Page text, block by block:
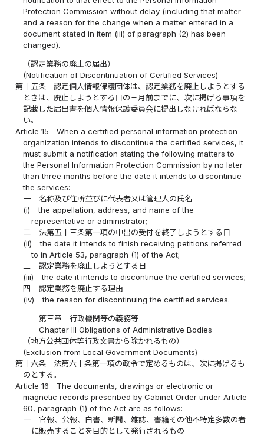
Protection Commission without delay (including that matter
and a reason for the change when a matter entered in a
document stated in item (iii) of paragraph (2) has been
changed).
（認定業務の廃止の届出）
(Notification of Discontinuation of Certified Services)
第十五条
認定個人情報保護団体は、認定業務を廃止しようとする
ときは、廃止しようとする日の三月前までに、次に掲げる事項を
記載した届出書を個人情報保護委員会に提出しなければならな
い。
Article 15
When a certified personal information protection
organization intends to discontinue the certified services, it
must submit a notification stating the following matters to
the Personal Information Protection Commission by no later
than three months before the date it intends to discontinue
the services:
一
名称及び住所並びに代表者又は管理人の氏名
(i)
the appellation, address, and name of the
representative or administrator;
二
法第五十三条第一項の申出の受付を終了しようとする日
(ii)
the date it intends to finish receiving petitions referred
to in Article 53, paragraph (1) of the Act;
三
認定業務を廃止しようとする日
(iii)
the date it intends to discontinue the certified services;
四
認定業務を廃止する理由
(iv)
the reason for discontinuing the certified services.
第三章 行政機関等の義務等
Chapter III Obligations of Administrative Bodies
（地方公共団体等行政文書から除かれるもの）
(Exclusion from Local Government Documents)
第十六条
法第六十条第一項の政令で定めるものは、次に掲げるも
のとする。
Article 16
The documents, drawings or electronic or
magnetic records prescribed by Cabinet Order under Article
60, paragraph (1) of the Act are as follows:
一
官報、公報、白書、新聞、雑誌、書籍その他不特定多数の者
に販売することを目的として発行されるもの